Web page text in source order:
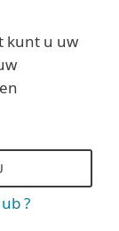
kunt u uw
?